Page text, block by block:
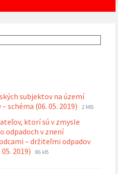
subjektov na území
schéma (06. 05. 2019) Prípona
Veľkosť
2 MB
ktorí sú v zmysle
odpadoch v znení
– držiteľmi odpadov
2019) Prípona
Veľkosť
86 kB